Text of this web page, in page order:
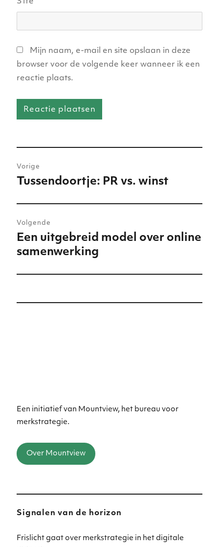
Mijn naam, e-mail en site opslaan in deze
browser voor de volgende keer wanneer ik een
reactie plaats.
navigatie
Vorige
Vorig
Tussendoortje: PR vs. winst
Volgende
Volgend
bericht:
Een uitgebreid model over online
samenwerking
Een initiatief van Mountview, het bureau voor
merkstrategie.
Over Mountview
Signalen van de horizon
Frislicht gaat over merkstrategie in het digitale